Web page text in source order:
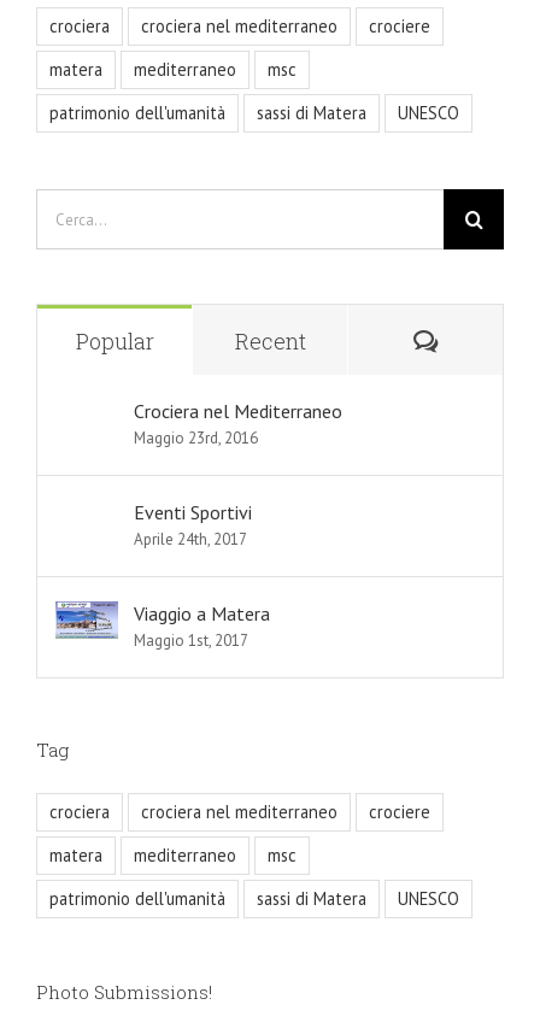
crociera crociera nel mediterraneo
crociere
matera
mediterraneo
msc
patrimonio dell'umanità
sassi di Matera UNESCO
Popular Recent
Crociera nel Mediterraneo
Maggio 23rd, 2016
Eventi Sportivi
Aprile 24th, 2017
Viaggio a Matera
Maggio 1st, 2017
Tag
crociera crociera nel mediterraneo
crociere
matera
mediterraneo
msc
patrimonio dell'umanità
sassi di Matera UNESCO
Photo Submissions!